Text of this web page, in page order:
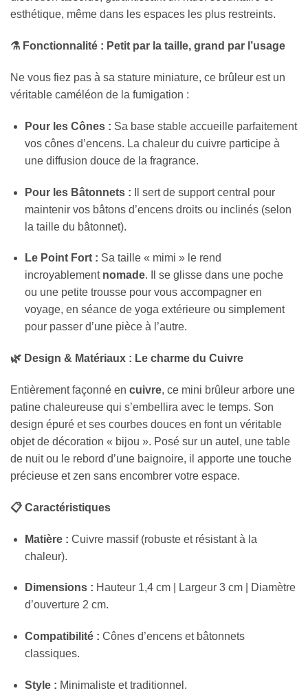
esthétique, même dans les espaces les plus restreints.
⚗️ Fonctionnalité : Petit par la taille, grand par l’usage
Ne vous fiez pas à sa stature miniature, ce brûleur est un
véritable caméléon de la fumigation :
Pour les Cônes : Sa base stable accueille parfaitement
vos cônes d’encens. La chaleur du cuivre participe à
une diffusion douce de la fragrance.
Pour les Bâtonnets : Il sert de support central pour
maintenir vos bâtons d’encens droits ou inclinés (selon
la taille du bâtonnet).
Le Point Fort : Sa taille « mimi » le rend
incroyablement nomade. Il se glisse dans une poche
ou une petite trousse pour vous accompagner en
voyage, en séance de yoga extérieure ou simplement
pour passer d’une pièce à l’autre.
🌿 Design & Matériaux : Le charme du Cuivre
Entièrement façonné en cuivre, ce mini brûleur arbore une
patine chaleureuse qui s’embellira avec le temps. Son
design épuré et ses courbes douces en font un véritable
objet de décoration « bijou ». Posé sur un autel, une table
de nuit ou le rebord d’une baignoire, il apporte une touche
précieuse et zen sans encombrer votre espace.
📋 Caractéristiques
Matière : Cuivre massif (robuste et résistant à la
chaleur).
Dimensions : Hauteur 1,4 cm | Largeur 3 cm | Diamètre
d’ouverture 2 cm.
Compatibilité : Cônes d’encens et bâtonnets
classiques.
Style : Minimaliste et traditionnel.